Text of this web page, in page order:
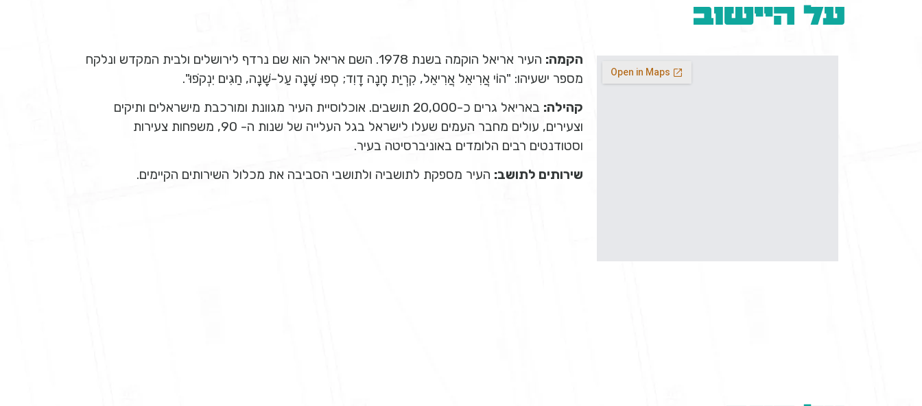
על היישוב
הקמה:
העיר אריאל הוקמה בשנת 1978. השם אריאל הוא שם נרדף לירושלים ולבית המקדש ונלקח
מספר ישעיהו: "הוֹי אֲרִיאֵל אֲרִיאֵל, קִרְיַת חָנָה דָוִד; סְפוּ שָׁנָה עַל-שָׁנָה, חַגִּים יִנְקֹפוּ".
קהילה:
באריאל גרים כ-20,000 תושבים. אוכלוסיית העיר מגוונת ומורכבת מישראלים ותיקים
וצעירים, עולים מחבר העמים שעלו לישראל בגל העלייה של שנות ה- 90, משפחות צעירות
וסטודנטים רבים הלומדים באוניברסיטה בעיר.
שירותים לתושב: העיר מספקת לתושביה ולתושבי הסביבה את מכלול השירותים הקיימים.